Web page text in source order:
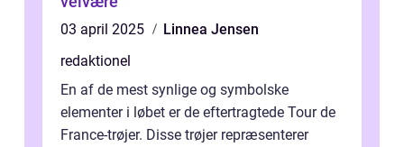
03 april 2025
Linnea Jensen
redaktionel
En af de mest synlige og symbolske
elementer i løbet er de eftertragtede Tour de
France-trøjer. Disse trøjer repræsenterer